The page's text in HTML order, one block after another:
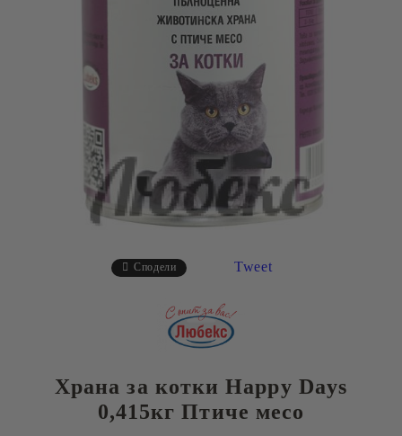
Сподели Tweet
Храна за котки Happy Days
0,415кг Птиче месо